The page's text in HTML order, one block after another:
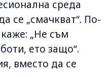
среда
се „смачкват“. По-
„Не съм
ето защо“.
вместо да се